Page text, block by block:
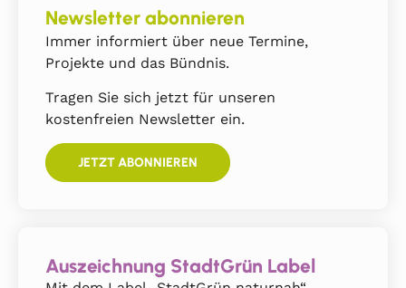
Newsletter abonnieren
Immer informiert über neue Termine,
Projekte und das Bündnis.
Tragen Sie sich jetzt für unseren
kostenfreien Newsletter ein.
JETZT ABONNIEREN
Auszeichnung StadtGrün Label